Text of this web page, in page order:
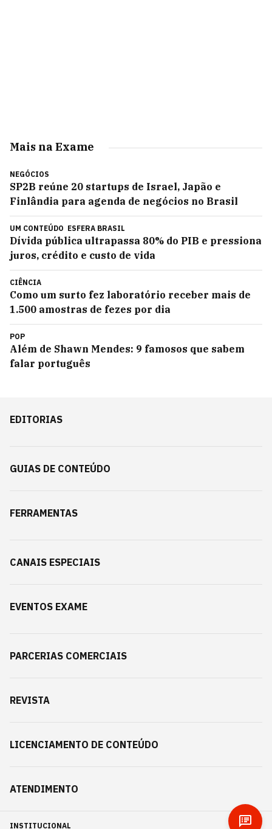
Mais na Exame
NEGÓCIOS
SP2B reúne 20 startups de Israel, Japão e
Finlândia para agenda de negócios no Brasil
UM CONTEÚDO ESFERA BRASIL
Dívida pública ultrapassa 80% do PIB e pressiona
juros, crédito e custo de vida
CIÊNCIA
Como um surto fez laboratório receber mais de
1.500 amostras de fezes por dia
POP
Além de Shawn Mendes: 9 famosos que sabem
falar português
EDITORIAS
GUIAS DE CONTEÚDO
FERRAMENTAS
CANAIS ESPECIAIS
EVENTOS EXAME
PARCERIAS COMERCIAIS
REVISTA
LICENCIAMENTO DE CONTEÚDO
ATENDIMENTO
INSTITUCIONAL